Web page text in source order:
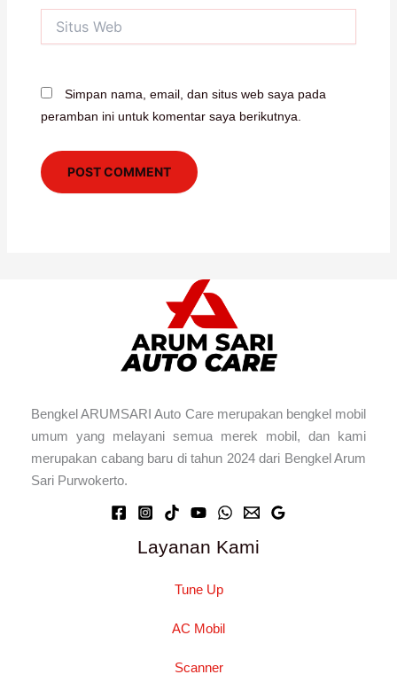
Web
Simpan nama, email, dan situs web saya pada
peramban ini untuk komentar saya berikutnya.
Bengkel ARUMSARI Auto Care merupakan bengkel mobil
umum yang melayani semua merek mobil, dan kami
merupakan cabang baru di tahun 2024 dari Bengkel Arum
Sari Purwokerto.
Layanan Kami
Tune Up
AC Mobil
Scanner